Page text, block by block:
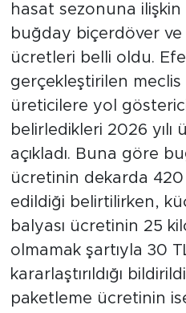
hasat sezonuna
buğday biçerdöver
ücretleri belli oldu.
gerçekleştirilen meclis
üreticilere yol gösterici
belirledikleri 2026 yılı
açıkladı. Buna göre
ücretinin dekarda
edildiği belirtilirken,
balyası ücretinin 25
olmamak şartıyla 30
kararlaştırıldığı
paketleme ücretinin